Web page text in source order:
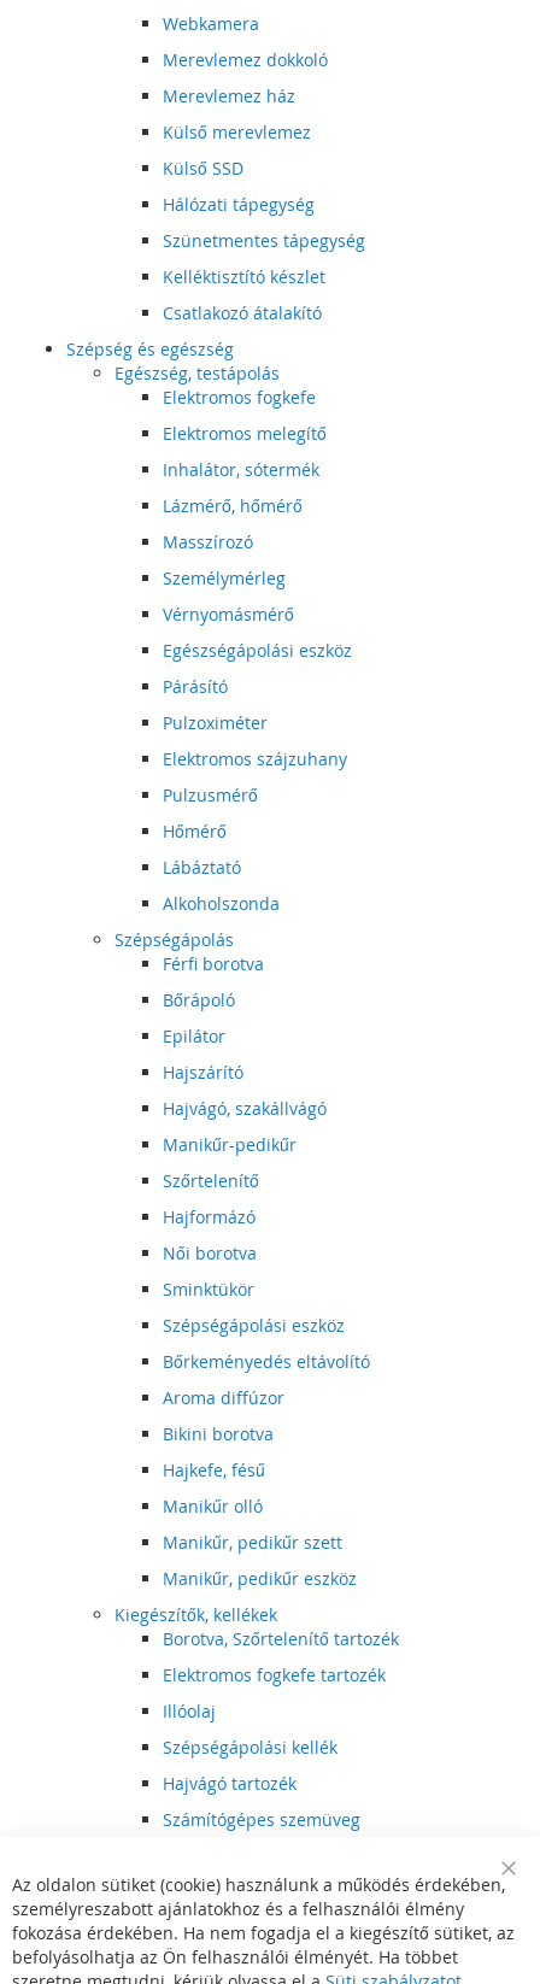
Webkamera
Merevlemez dokkoló
Merevlemez ház
Külső merevlemez
Külső SSD
Hálózati tápegység
Szünetmentes tápegység
Kelléktisztító készlet
Csatlakozó átalakító
Szépség és egészség
Egészség, testápolás
Elektromos fogkefe
Elektromos melegítő
Inhalátor, sótermék
Lázmérő, hőmérő
Masszírozó
Személymérleg
Vérnyomásmérő
Egészségápolási eszköz
Párásító
Pulzoximéter
Elektromos szájzuhany
Pulzusmérő
Hőmérő
Lábáztató
Alkoholszonda
Szépségápolás
Férfi borotva
Bőrápoló
Epilátor
Hajszárító
Hajvágó, szakállvágó
Manikűr-pedikűr
Szőrtelenítő
Hajformázó
Női borotva
Sminktükör
Szépségápolási eszköz
Bőrkeményedés eltávolító
Aroma diffúzor
Bikini borotva
Hajkefe, fésű
Manikűr olló
Manikűr, pedikűr szett
Manikűr, pedikűr eszköz
Kiegészítők, kellékek
Borotva, Szőrtelenítő tartozék
Elektromos fogkefe tartozék
Illóolaj
Szépségápolási kellék
Hajvágó tartozék
Számítógépes szemüveg
Hajvágó kiegészítő
Szórakoztató elektronika
Multimédia
DVD, BluRay lejátszó
Bar
Az oldalon sütiket (cookie) használunk a működés érdekében,
személyreszabott ajánlatokhoz és a felhasználói élmény
fokozása érdekében. Ha nem fogadja el a kiegészítő sütiket, az
befolyásolhatja az Ön felhasználói élményét. Ha többet